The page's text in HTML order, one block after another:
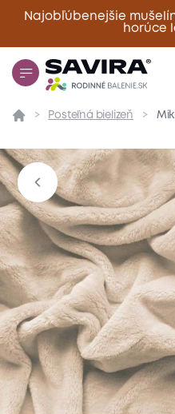
Najobľúbenejšie
horúce
Prehľad Parametre
Posteľná bielizeň